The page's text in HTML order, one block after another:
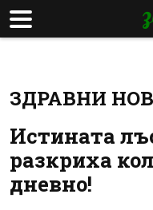
ЗДРАВНИ
Истината
разкриха
дневно!